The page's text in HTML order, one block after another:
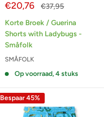
Actieprijs
€20,76
Normale
€37,95
Korte Broek / Guerina
Shorts with Ladybugs -
Småfolk
SMÅFOLK
Op voorraad, 4 stuks
Bespaar 45%